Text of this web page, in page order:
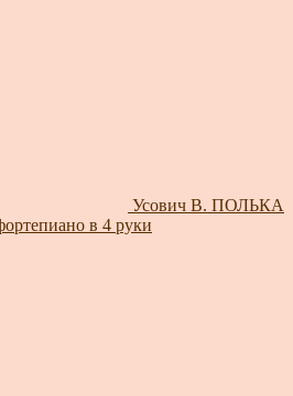
Усович В. ПОЛЬКА
в 4 руки